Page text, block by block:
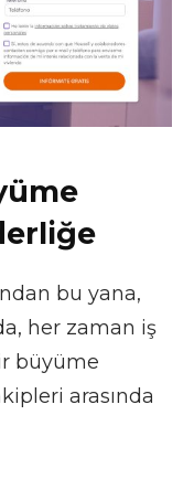
bu yana,
her zaman iş
büyüme
arasında